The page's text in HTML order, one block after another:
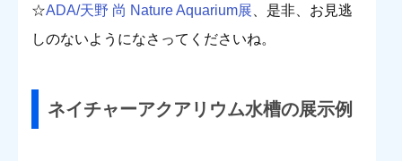
☆ADA/天野 尚 Nature Aquarium展 、是非、お見逃
しのないようになさってくださいね。
ネイチャーアクアリウム水槽の展示例